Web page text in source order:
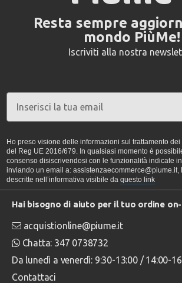
Resta sempre
mondo PiùMe!
Iscriviti alla nostra
Ho preso visione delle informazioni sul trattamento dei
del Reg UE 2016/679. In qualsiasi momento è
consenso disiscrivendosi con le funzionalità indicate
inviando un email a: assistenzaecommerce@piume.it,
descritte nell’informativa visibile da questo link
Hai bisogno di aiuto per il tuo ordine
acquistionline@piume.it
Chatta: 347 0738732
Da lunedì a venerdì: 9:30-13:00 / 14:00-
Contattaci